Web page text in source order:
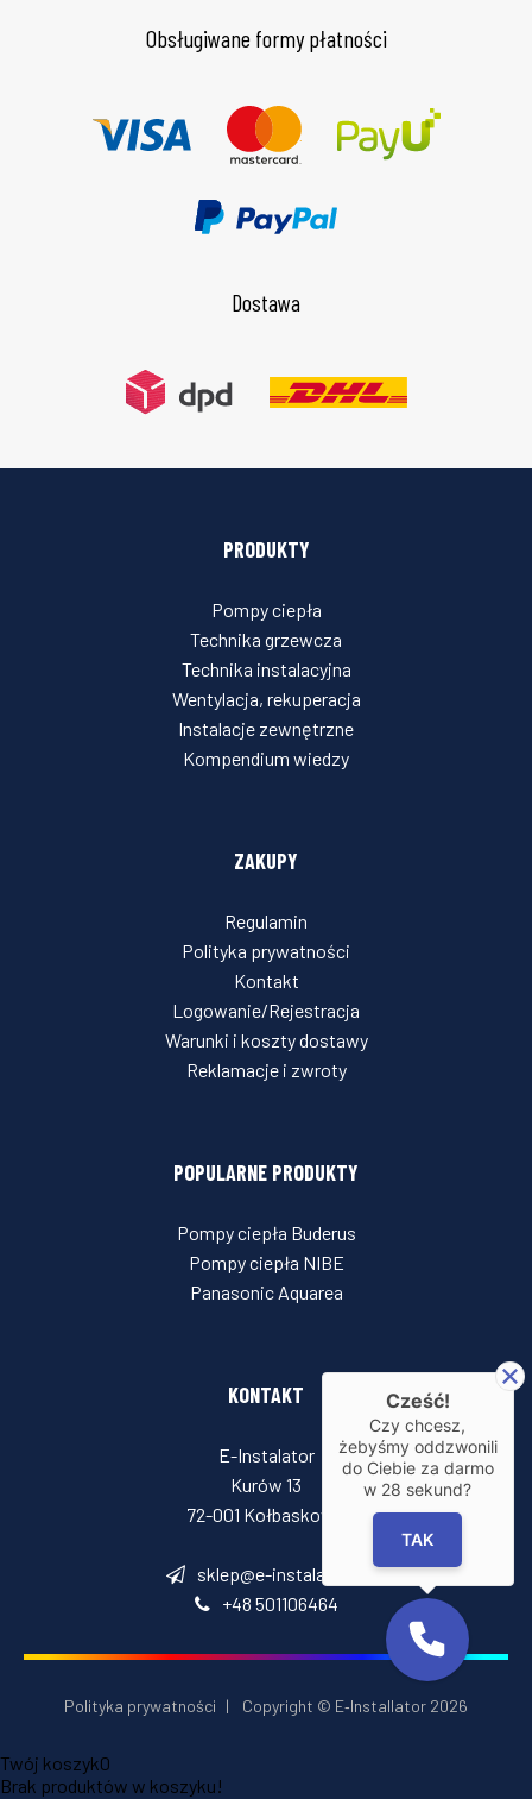
Obsługiwane formy płatności
Dostawa
PRODUKTY
Pompy ciepła
Technika grzewcza
Technika instalacyjna
Wentylacja, rekuperacja
Instalacje zewnętrzne
Kompendium wiedzy
ZAKUPY
Regulamin
Polityka prywatności
Kontakt
Logowanie/Rejestracja
Warunki i koszty dostawy
Reklamacje i zwroty
POPULARNE PRODUKTY
Pompy ciepła Buderus
Pompy ciepła NIBE
Panasonic Aquarea
KONTAKT
E-Instalator
Kurów 13
72-001 Kołbaskowo
sklep@e-instalator.pl
+48 501106464
Polityka prywatności | Copyright © E‑Installator 2026
Twój koszyk0
Brak produktów w koszyku!
Cześć!
Czy chcesz,
żebyśmy oddzwonili
do Ciebie za darmo
w 28 sekund?
TAK